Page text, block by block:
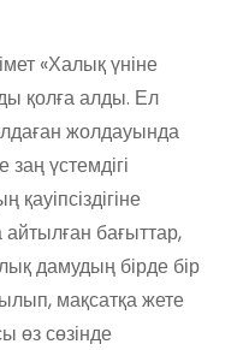
«Халық үніне
қолға алды. Ел
жолдауында
үстемдігі
айтылған бағыттар,
дамудың бірде бір
мақсатқа жете
өз сөзінде